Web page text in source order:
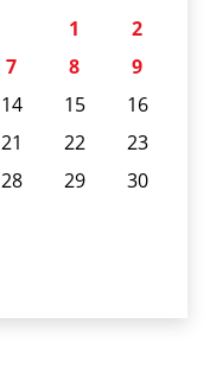
1
2
7 8
9
14 15
16
21 22
23
28 29
30